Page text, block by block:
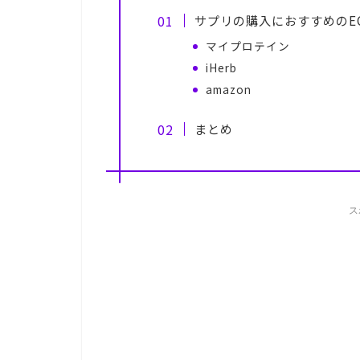
サプリの購入におすすめの
マイプロテイン
iHerb
amazon
まとめ